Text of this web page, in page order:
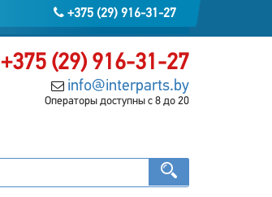
+375 (29) 916-31-27
+375 (29) 916-31-27
info@interparts.by
Операторы доступны с 8 до 20